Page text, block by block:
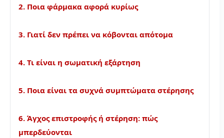
2. Ποια φάρμακα αφορά κυρίως
3. Γιατί δεν πρέπει να κόβονται απότομα
4. Τι είναι η σωματική εξάρτηση
5. Ποια είναι τα συχνά συμπτώματα στέρησης
6. Άγχος επιστροφής ή στέρηση: πώς
μπερδεύονται